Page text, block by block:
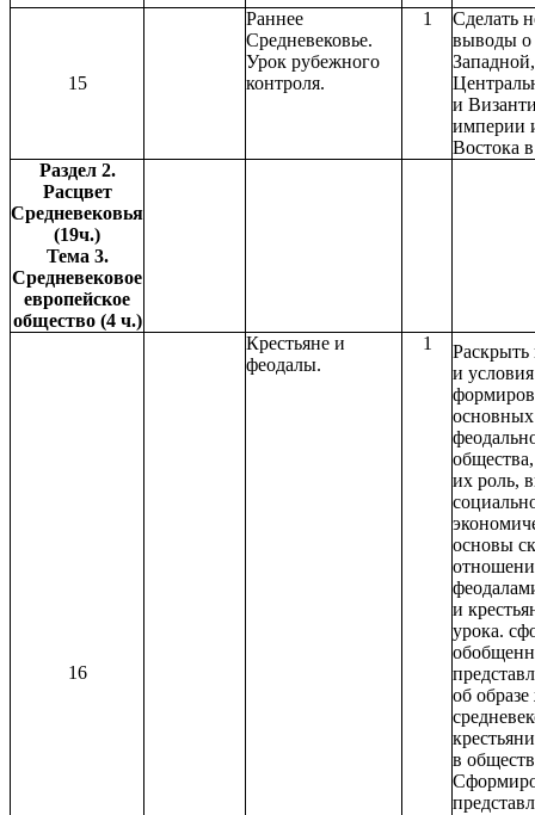
15
Раннее
Средневековье.
Урок рубежного
контроля.
1
Сделать
выводы о
Западной,
и
империи
Востока
Раздел 2.
Расцвет
Средневековья
(19ч.)
Тема 3.
Средневековое
европейское
общество (4 ч.)
16
Крестьяне и
феодалы.
1
и условия
основных
их роль,
основы
и
урока.
об
в